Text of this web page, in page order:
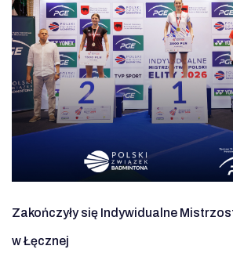
Zakończyły się Indywidualne
w Łęcznej